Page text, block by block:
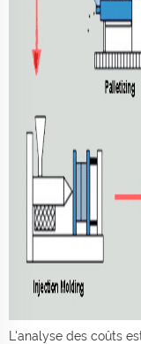
L'analyse des coûts